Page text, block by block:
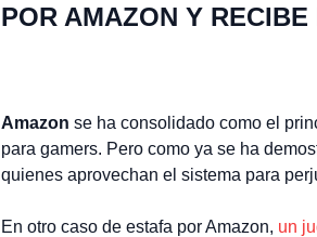
POR AMAZON Y
Amazon se ha consolidado como el
para gamers. Pero como ya se ha
quienes aprovechan el sistema para
En otro caso de estafa por Amazon, un